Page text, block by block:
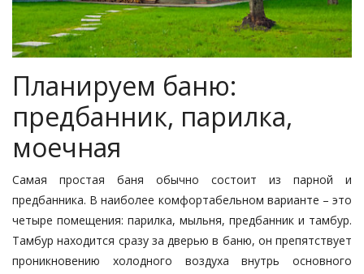
Планируем баню:
предбанник, парилка,
моечная
Самая простая баня обычно состоит из парной и
предбанника. В наиболее комфортабельном варианте – это
четыре помещения: парилка, мыльня, предбанник и тамбур.
Тамбур находится сразу за дверью в баню, он препятствует
проникновению холодного воздуха внутрь основного